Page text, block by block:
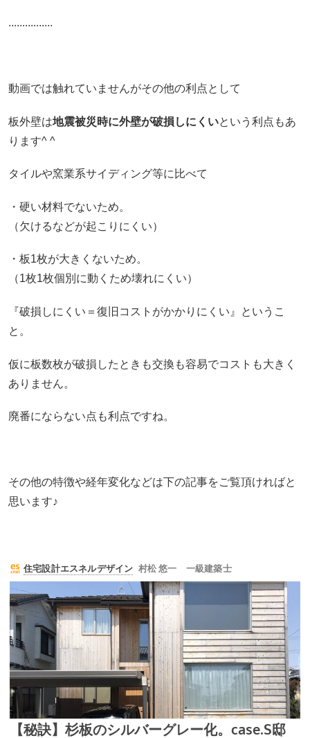
................
動画では触れていませんがその他の利点として
板外壁は地震被災時に外壁が破損しにくいという利点もあ
ります^ ^
タイルや窯業系サイディング等に比べて
・硬い材料でないため。
（欠けるなどが起こりにくい）
・板1枚が大きくないため。
（1枚1枚個別に動くため壊れにくい）
『破損しにくい＝復旧コストがかかりにくい』というこ
と。
仮に板数枚が破損したときも交換も容易でコストも大きく
ありません。
廃番にならない点も利点ですね。
その他の特徴や経年変化などは下の記事をご覧頂ければと
思います♪